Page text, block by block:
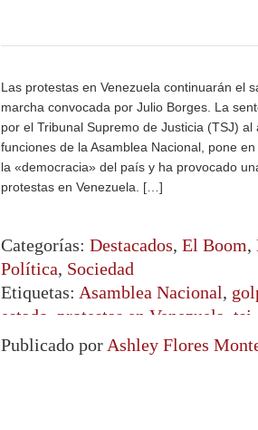
Las protestas en Venezuela continuarán el
marcha convocada por Julio Borges. La
por el Tribunal Supremo de Justicia (TSJ) al
funciones de la Asamblea Nacional, pone
la «democracia» del país y ha provocado
protestas en Venezuela. […]
Categorías: Destacados, El Boom,
Política, Sociedad
Etiquetas: Asamblea Nacional,
estado protestas en Venezuela tsj
Publicado por Ashley Flores